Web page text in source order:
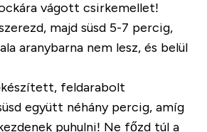
vágott csirkemellet!
majd süsd 5-7 percig,
aranybarna nem lesz, és belül
feldarabolt
együtt néhány percig, amíg
puhulni! Ne főzd túl a